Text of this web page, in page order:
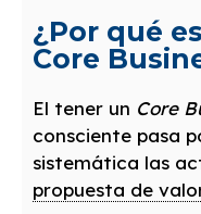
¿Por qué
Core
El tener un Core
consciente pasa
sistemática las
propuesta de